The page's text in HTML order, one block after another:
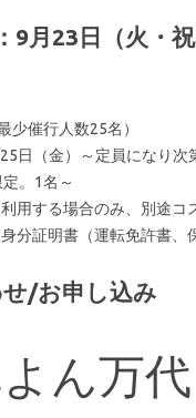
9月23日（火・祝
少催行人数25名）
日（金）～定員になり次
。1名～
用する場合のみ、別途コ
分証明書（運転免許書、
せ/お申し込み
よん万